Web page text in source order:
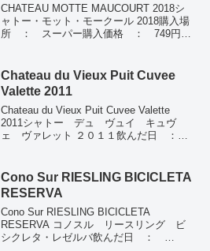
CHATEAU MOTTE MAUCOURT 2018シ
ャトー・モット・モークール 2018購入場
所 ： スーパー購入価格 ： 749円税
65% カベルネ・ソ...
Chateau du Vieux Puit Cuvee
Valette 2011
Chateau du Vieux Puit Cuvee Valette
2011シャトー デュ ヴュイ キュヴ
ェ ヴァレット ２０１１飲んだ日 ：
ーヴィニヨ...
Cono Sur RIESLING BICICLETA
RESERVA
Cono Sur RIESLING BICICLETA
RESERVA コノスル リースリング ビ
シクレタ・レゼルバ飲んだ日 ：